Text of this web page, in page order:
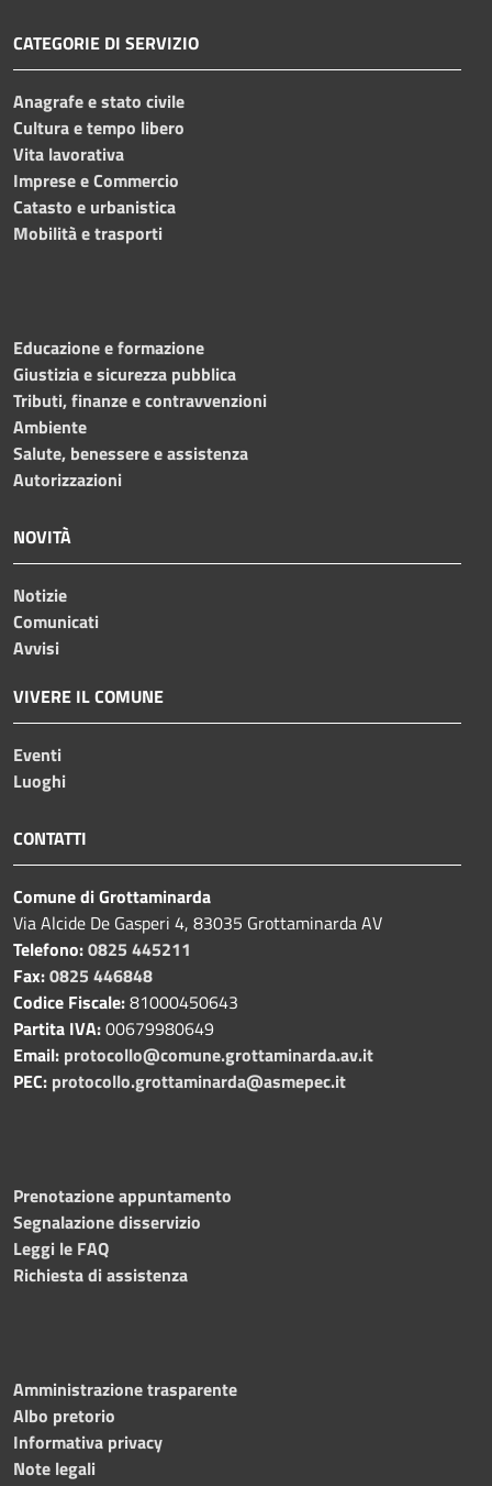
CATEGORIE DI SERVIZIO
Anagrafe e stato civile
Cultura e tempo libero
Vita lavorativa
Imprese e Commercio
Catasto e urbanistica
Mobilità e trasporti
Educazione e formazione
Giustizia e sicurezza pubblica
Tributi, finanze e contravvenzioni
Ambiente
Salute, benessere e assistenza
Autorizzazioni
NOVITÀ
Notizie
Comunicati
Avvisi
VIVERE IL COMUNE
Eventi
Luoghi
CONTATTI
Comune di Grottaminarda
Via Alcide De Gasperi 4, 83035 Grottaminarda AV
Telefono:0825 445211
Fax:0825 446848
Codice Fiscale:81000450643
Partita IVA:00679980649
Email: protocollo@comune.grottaminarda.av.it
PEC: protocollo.grottaminarda@asmepec.it
Prenotazione appuntamento
Segnalazione disservizio
Leggi le FAQ
Richiesta di assistenza
Amministrazione trasparente
Albo pretorio
Informativa privacy
Note legali